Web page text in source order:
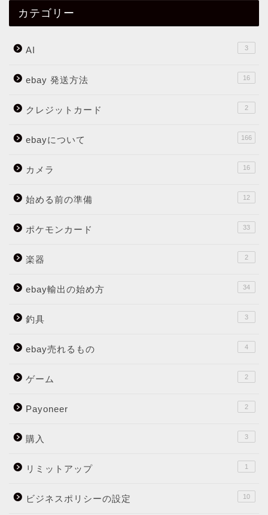
カテゴリー
AI 3
ebay 発送方法 16
クレジットカード 2
ebayについて 166
カメラ 16
始める前の準備 12
ポケモンカード 33
楽器 2
ebay輸出の始め方 34
釣具 3
ebay売れるもの 4
ゲーム 2
Payoneer 2
購入 3
リミットアップ 1
ビジネスポリシーの設定 10